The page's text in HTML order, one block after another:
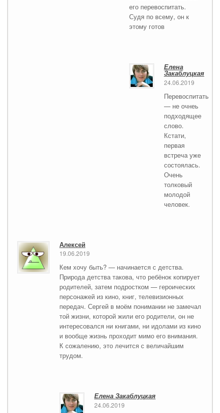
его перевоспитать.
Судя по всему, он к
этому готов
Елена
Закаблуцкая
24.06.2019
Перевоспитать
— не очнеь
подходящее
слово.
Кстати,
первая
встреча уже
состоялась.
Очень
толковый
молодой
человек.
Алексей
19.06.2019
Кем хочу быть? — начинается с детства.
Природа детства такова, что ребёнок копирует
родителей, затем подростком — героических
персонажей из кино, книг, телевизионных
передач. Сергей в моём понимании не замечал
той жизни, которой жили его родители, он не
интересовался ни книгами, ни идолами из кино
и вообще жизнь проходит мимо его внимания.
К сожалению, это лечится с величайшим
трудом.
Елена Закаблуцкая
24.06.2019